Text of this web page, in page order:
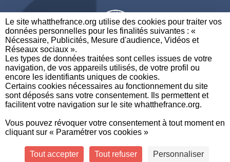
Le site whatthefrance.org utilise des cookies pour traiter vos
données personnelles pour les finalités suivantes : «
Nécessaire, Publicités, Mesure d'audience, Vidéos et
Réseaux sociaux ». ​
Les types de données traitées sont celles issues de votre
navigation, de vos appareils utilisés, de votre profil ou
encore les identifiants uniques de cookies. ​
Certains cookies nécessaires au fonctionnement du site
sont déposés sans votre consentement. Ils permettent et
facilitent votre navigation sur le site whatthefrance.org. ​
Vous pouvez révoquer votre consentement à tout moment en
cliquant sur « Paramétrer vos cookies »
Tout accepter Tout refuser Personnaliser
A BRAND OF
PARTENAIRES CONTACTEZ-NOUS MENTIONS LÉGALES
CREDITS|À
PROPOS
|POLITIQUE DE
PROTECTION DES
|PRÉFÉRENCES DE